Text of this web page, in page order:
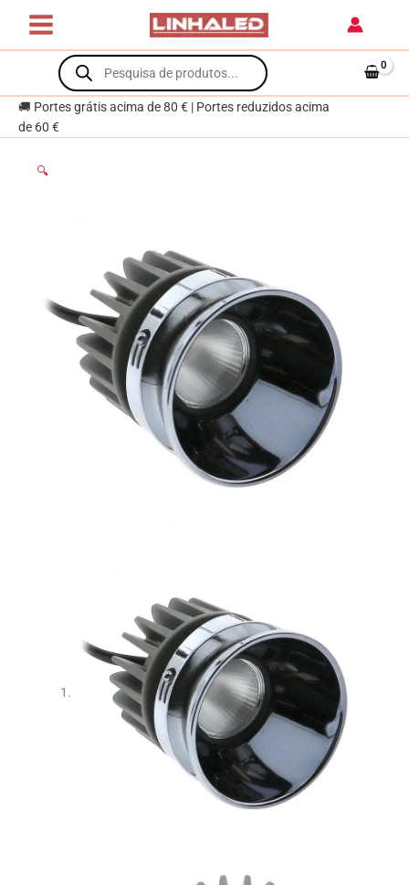
content
Products
search
🚚 Portes grátis acima de 80 € | Portes reduzidos acima
de 60 €
🔍
1x10W
LED
Preto